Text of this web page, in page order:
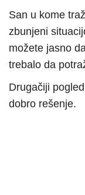
San u kome
zbunjeni
možete jasno
trebalo da
Drugačiji
dobro rešenje.